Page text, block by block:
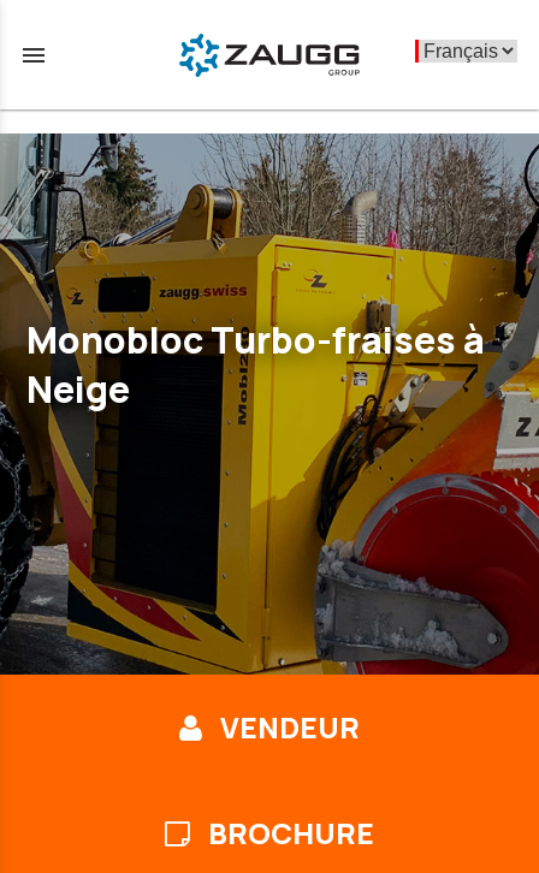
menu
Monobloc Turbo-fraises à
Neige
VENDEUR
BROCHURE